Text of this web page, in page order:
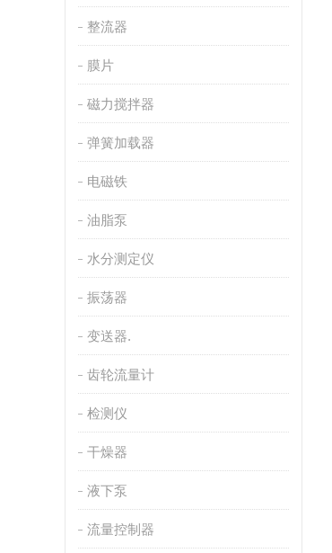
整流器
膜片
磁力搅拌器
弹簧加载器
电磁铁
油脂泵
水分测定仪
振荡器
变送器.
齿轮流量计
检测仪
干燥器
液下泵
流量控制器